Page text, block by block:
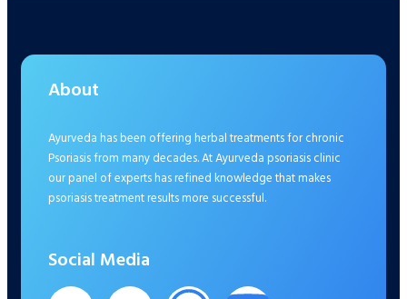
About
Ayurveda has been offering herbal treatments for chronic
Psoriasis from many decades. At Ayurveda psoriasis clinic
our panel of experts has refined knowledge that makes
psoriasis treatment results more successful.
Social Media